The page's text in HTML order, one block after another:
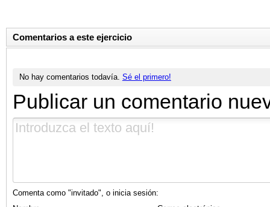
Comentarios a este ejercicio
No hay comentarios todavía. Sé el primero!
Publicar un comentario
Comenta como "invitado", o inicia sesión: